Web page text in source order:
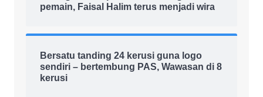
pemain, Faisal Halim terus menjadi wira
Bersatu tanding 24 kerusi guna logo
sendiri – bertembung PAS, Wawasan di 8
kerusi